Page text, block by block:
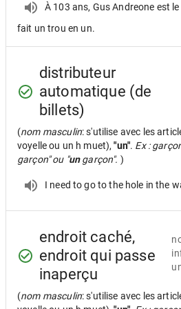
À 103 ans, Gus Andreone est
fait un trou en un.
distributeur
automatique (de
billets)
(nom masculin: s'utilise avec les
voyelle ou un h muet),"un". Ex :
garçon" ou "ungarçon". )
I need to go to the hole in the
endroit caché,
endroit qui passe
inaperçu
(nom masculin: s'utilise avec les